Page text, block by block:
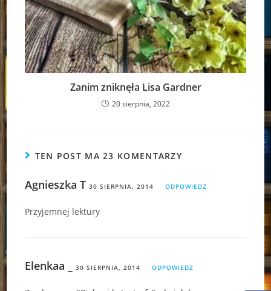
Zanim zniknęła Lisa Gardner
20 sierpnia, 2022
TEN POST MA 23 KOMENTARZY
Agnieszka T 30 SIERPNIA, 2014 ODPOWIEDZ
Przyjemnej lektury
Elenkaa _ 30 SIERPNIA, 2014 ODPOWIEDZ